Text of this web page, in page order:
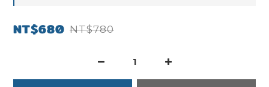
NT$680 NT$780